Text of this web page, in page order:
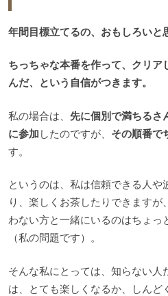
年間目標立てるの、おもしろいと
ちっちゃな本番を作って、クリア
んだ、という自信がつきます。
私の場合は、 先に個別で満ちるさ
に参加 したのですが、 その順番で
す。
というのは、私は信頼できる人や
り、楽しくお茶したりできます
わない方と一緒にいるのはちょっ
（私の問題です）。
そんな私にとっては、知らない人
は、とても楽しくなるか、しんど